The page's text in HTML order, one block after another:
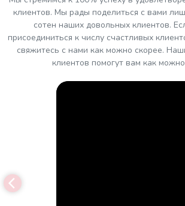
клиентов. Мы рады поделиться с вами
сотен наших довольных клиентов.
присоединиться к числу счастливых
свяжитесь с нами как можно скорее.
клиентов помогут вам как